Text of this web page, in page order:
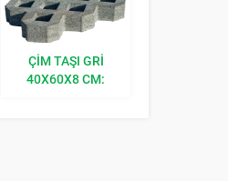
ÇIM TAŞI GRI
40X60X8 CM: